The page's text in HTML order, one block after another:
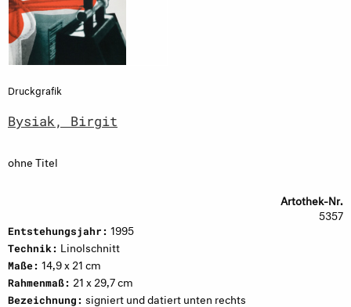
Druckgrafik
Bysiak, Birgit
ohne Titel
Artothek-Nr.
5357
Entstehungsjahr: 1995
Technik: Linolschnitt
Maße: 14,9 x 21 cm
Rahmenmaß: 21 x 29,7 cm
Bezeichnung: signiert und datiert unten rechts